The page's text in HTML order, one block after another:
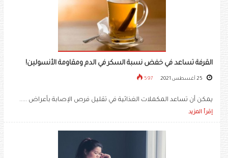
القرفة تساعد في خفض نسبة السكر في الدم ومقاومة الأنسولين!
597
يمكن أن تساعد المكملات الغذائية في تقليل فرص الإصابة بأعراض .....
إقرأ المزيد